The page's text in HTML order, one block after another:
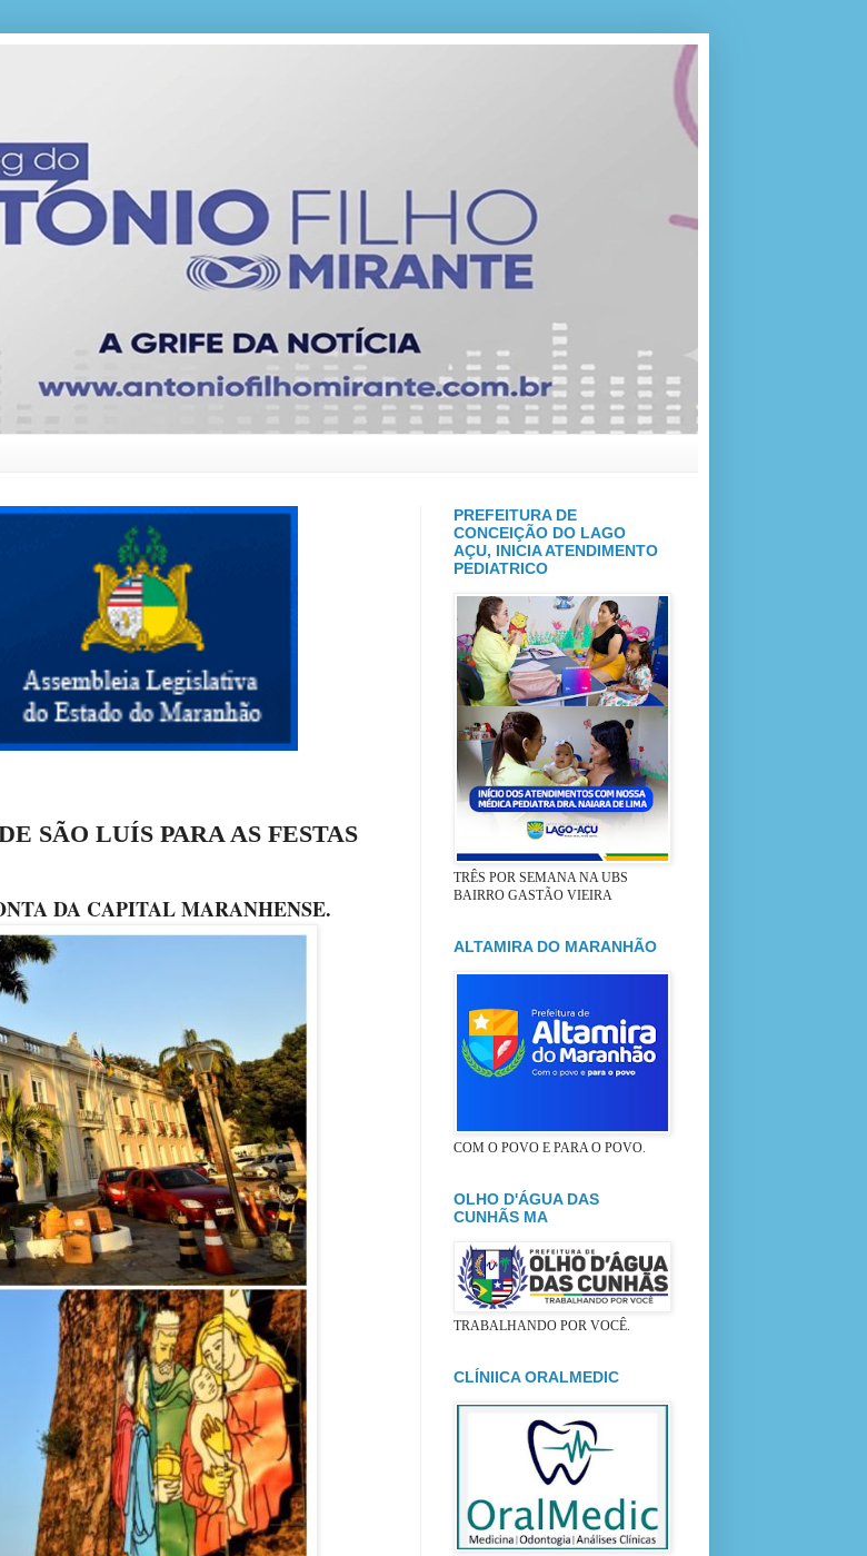
SÃO LUÍS PARA AS FESTAS
DA CAPITAL MARANHENSE.
PREFEITURA DE
CONCEIÇÃO DO LAGO
AÇU, INICIA ATENDIMENTO
PEDIATRICO
TRÊS POR SEMANA NA UBS
BAIRRO GASTÃO VIEIRA
ALTAMIRA DO MARANHÃO
COM O POVO E PARA O POVO.
OLHO D'ÁGUA DAS
CUNHÃS MA
TRABALHANDO POR VOCÊ.
CLÍNIICA ORALMEDIC